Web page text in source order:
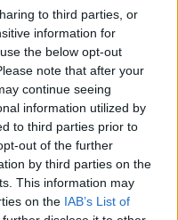
to third parties, or
information for
the below opt-out
note that after your
continue seeing
information utilized by
to third parties prior to
out of the further
by third parties on the
This information may
on the IAB’s List of
lanserar
kameror &
400mm F5,6-8
för
& natur